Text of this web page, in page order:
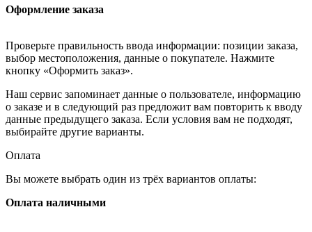
Оформление заказа
Проверьте правильность ввода информации: позиции заказа,
выбор местоположения, данные о покупателе. Нажмите
кнопку «Оформить заказ».
Наш сервис запоминает данные о пользователе, информацию
о заказе и в следующий раз предложит вам повторить к вводу
данные предыдущего заказа. Если условия вам не подходят,
выбирайте другие варианты.
Оплата
Вы можете выбрать один из трёх вариантов оплаты:
Оплата наличными